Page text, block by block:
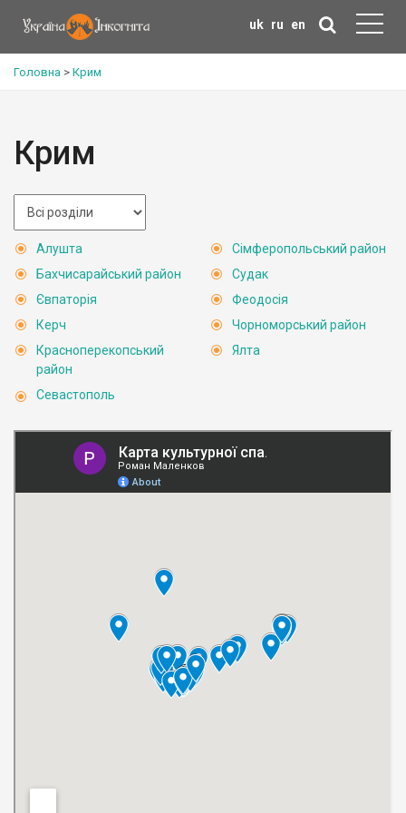
uk ru en
Головна > Крим
Крим
Алушта
Бахчисарайський район
Євпаторія
Керч
Красноперекопський
район
Севастополь
Сімферопольський район
Судак
Феодосія
Чорноморський район
Ялта